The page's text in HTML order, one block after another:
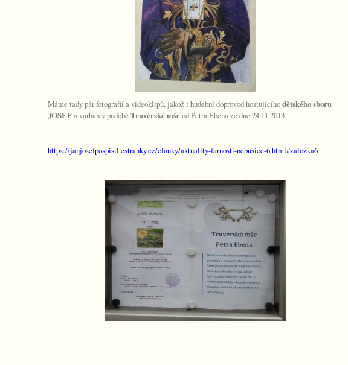
Máme tady pár fotografií a videoklipů, jakož i hudební doprovod hostujícíhodětského sboru
JOSEFa varhan v podobě Truvérské mšeod Petra Ebena ze dne 24.11.2013.
https://janjosefpospisil.estranky.cz/clanky/aktuality-farnosti-nebusice-6.html#zalozka6